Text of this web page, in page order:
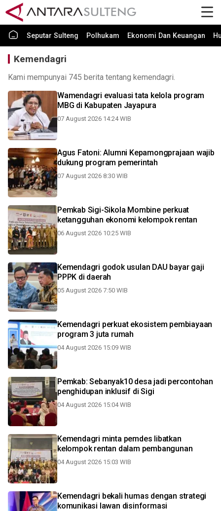
Seputar Sulteng Polhukam Ekonomi Dan Keuangan
Kemendagri
Kami mempunyai 745 berita tentang kemendagri.
Wamendagri evaluasi tata kelola program
MBG di Kabupaten Jayapura
07 August 2026 14:24 WIB
Agus Fatoni: Alumni Kepamongprajaan wajib
dukung program pemerintah
07 August 2026 8:30 WIB
Pemkab Sigi-Sikola Mombine perkuat
ketangguhan ekonomi kelompok rentan
06 August 2026 10:25 WIB
Kemendagri godok usulan DAU bayar gaji
PPPK di daerah
05 August 2026 7:50 WIB
Kemendagri perkuat ekosistem pembiayaan
program 3 juta rumah
04 August 2026 15:09 WIB
Pemkab: Sebanyak10 desa jadi percontohan
penghidupan inklusif di Sigi
04 August 2026 15:04 WIB
Kemendagri minta pemdes libatkan
kelompok rentan dalam pembangunan
04 August 2026 15:03 WIB
Kemendagri bekali humas dengan strategi
komunikasi lawan disinformasi